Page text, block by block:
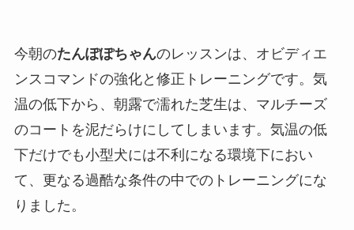
今朝のたんぽぽちゃんのレッスンは、オビディエ
ンスコマンドの強化と修正トレーニングです。気
温の低下から、朝露で濡れた芝生は、マルチーズ
のコートを泥だらけにしてしまいます。気温の低
下だけでも小型犬には不利になる環境下におい
て、更なる過酷な条件の中でのトレーニングにな
りました。